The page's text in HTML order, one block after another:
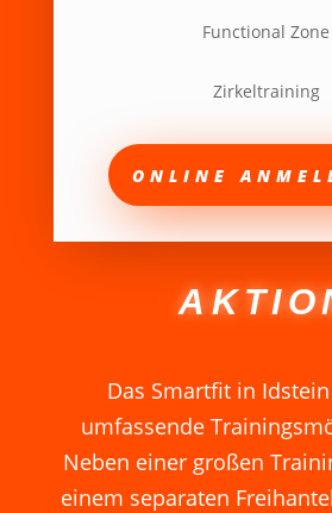
Functional Zone
Zirkeltraining
ONLINE
Das Smartfit in
umfassende
Neben einer großen
einem separaten